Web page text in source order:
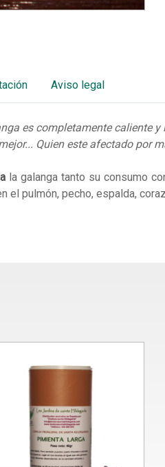
Aviso legal
es completamente caliente
Quien este afectado por
la galanga tanto su consumo
pulmón, pecho, espalda,